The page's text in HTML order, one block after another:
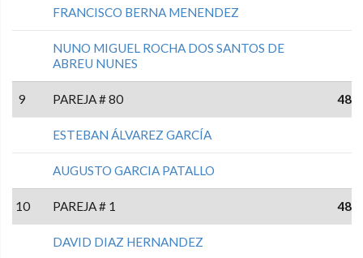
FRANCISCO BERNA MENENDEZ
NUNO MIGUEL ROCHA DOS SANTOS DE
ABREU NUNES
9 PAREJA # 80 48
ESTEBAN ÁLVAREZ GARCÍA
AUGUSTO GARCIA PATALLO
10 PAREJA # 1 48
DAVID DIAZ HERNANDEZ